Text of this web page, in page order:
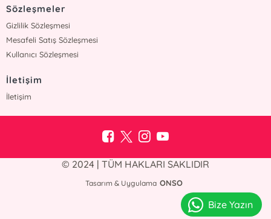
Sözleşmeler
Gizlilik Sözleşmesi
Mesafeli Satış Sözleşmesi
Kullanıcı Sözleşmesi
İletişim
İletişim
© 2024 | TÜM HAKLARI SAKLIDIR
Tasarım & Uygulama ONSO
Bize Yazın